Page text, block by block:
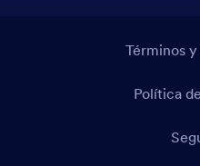
Términos
Política